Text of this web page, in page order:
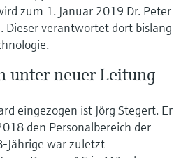
zum 1. Januar 2019 Dr. Peter
Dieser verantwortet dort bislang
unter neuer Leitung
eingezogen ist Jörg Stegert. Er
den Personalbereich der
Jährige war zuletzt